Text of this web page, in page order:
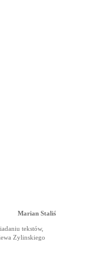
Marian Staliś
tekstów,
Zylinskiego